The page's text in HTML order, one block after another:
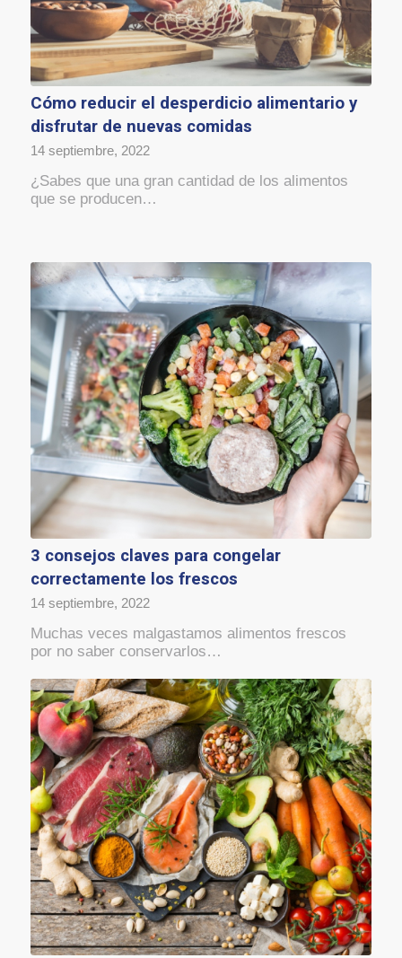
Cómo reducir el desperdicio alimentario y
disfrutar de nuevas comidas
14 septiembre, 2022
¿Sabes que una gran cantidad de los alimentos
que se producen…
3 consejos claves para congelar
correctamente los frescos
14 septiembre, 2022
Muchas veces malgastamos alimentos frescos
por no saber conservarlos…